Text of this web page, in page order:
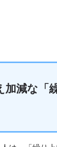
加減な「